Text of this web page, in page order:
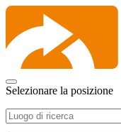
Selezionare la posizione